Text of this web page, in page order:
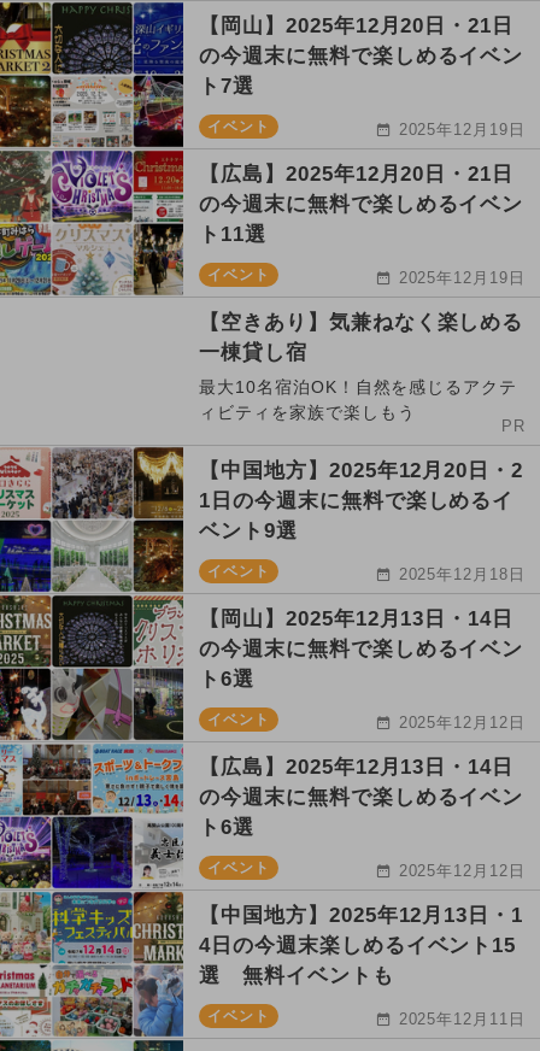
【岡山】2025年12月20日・21日
の今週末に無料で楽しめるイベン
ト7選
イベント 2025年12月19日
【広島】2025年12月20日・21日
の今週末に無料で楽しめるイベン
ト11選
イベント 2025年12月19日
【空きあり】気兼ねなく楽しめる
一棟貸し宿
最大10名宿泊OK！自然を感じるアクテ
ィビティを家族で楽しもう
PR
【中国地方】2025年12月20日・2
1日の今週末に無料で楽しめるイ
ベント9選
イベント 2025年12月18日
【岡山】2025年12月13日・14日
の今週末に無料で楽しめるイベン
ト6選
イベント 2025年12月12日
【広島】2025年12月13日・14日
の今週末に無料で楽しめるイベン
ト6選
イベント 2025年12月12日
【中国地方】2025年12月13日・1
4日の今週末楽しめるイベント15
選 無料イベントも
イベント 2025年12月11日